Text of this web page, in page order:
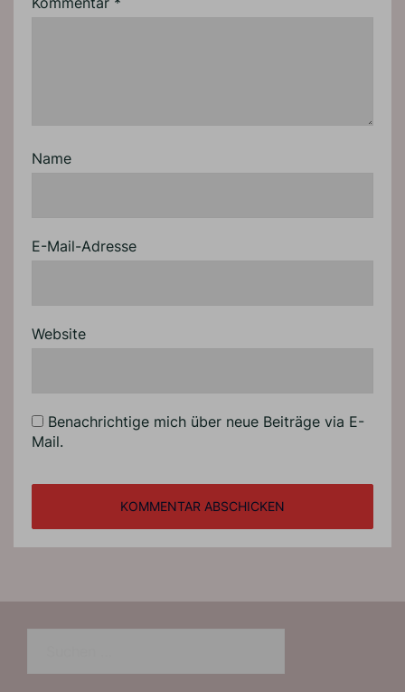
Name
E-Mail-Adresse
Website
Benachrichtige mich über neue Beiträge via E-
Mail.